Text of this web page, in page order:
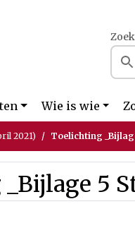
Wie is wie
2021) Toelichting
5